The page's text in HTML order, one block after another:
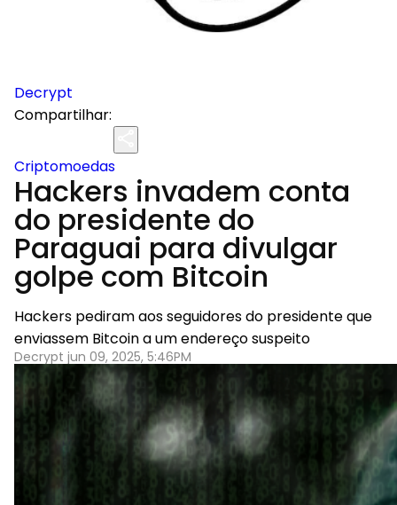
Decrypt
Compartilhar:
Criptomoedas
Hackers invadem conta
do presidente do
Paraguai para divulgar
golpe com Bitcoin
Hackers pediram aos seguidores do presidente que
enviassem Bitcoin a um endereço suspeito
Decrypt jun 09, 2025, 5:46PM